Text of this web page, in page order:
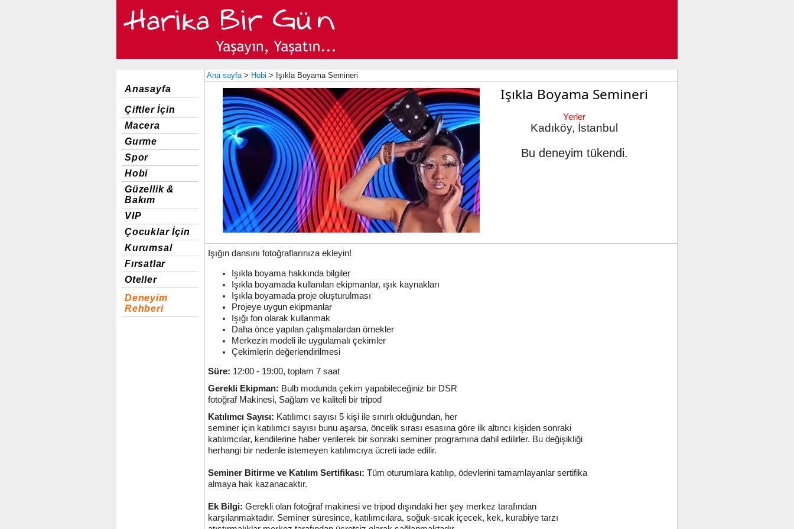
Anasayfa
Çiftler İçin
Macera
Gurme
Spor
Hobi
Güzellik &
Bakım
VIP
Çocuklar İçin
Kurumsal
Fırsatlar
Oteller
Deneyim
Rehberi
Ana sayfa> Hobi > Işıkla Boyama Semineri
Işıkla Boyama Semineri
Yerler
Kadıköy, İstanbul
Bu deneyim tükendi.
Işığın dansını fotoğraflarınıza ekleyin!
Işıkla boyama hakkında bilgiler
Işıkla boyamada kullanılan ekipmanlar, ışık kaynakları
Işıkla boyamada proje oluşturulması
Projeye uygun ekipmanlar
Işığı fon olarak kullanmak
Daha önce yapılan çalışmalardan örnekler
Merkezin modeli ile uygulamalı çekimler
Çekimlerin değerlendirilmesi
Süre: 12:00 - 19:00, toplam 7 saat
Gerekli Ekipman: Bulb modunda çekim yapabileceğiniz bir DSR
fotoğraf Makinesi, Sağlam ve kaliteli bir tripod
Katılımcı Sayısı: Katılımcı sayısı 5 kişi ile sınırlı olduğundan, her
seminer için katılımcı sayısı bunu aşarsa, öncelik sırası esasına göre ilk altıncı kişiden sonraki
katılımcılar, kendilerine haber verilerek bir sonraki seminer programına dahil edilirler. Bu değişikliği
herhangi bir nedenle istemeyen katılımcıya ücreti iade edilir.
Seminer Bitirme ve Katılım Sertifikası: Tüm oturumlara katılıp, ödevlerini tamamlayanlar sertifika
almaya hak kazanacaktır.
Ek Bilgi: Gerekli olan fotoğraf makinesi ve tripod dışındaki her şey merkez tarafından
karşılanmaktadır. Seminer süresince, katılımcılara, soğuk-sıcak içecek, kek, kurabiye tarzı